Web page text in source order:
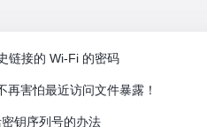
链接的 Wi-Fi 的密码
害怕最近访问文件暴露！
钥序列号的办法